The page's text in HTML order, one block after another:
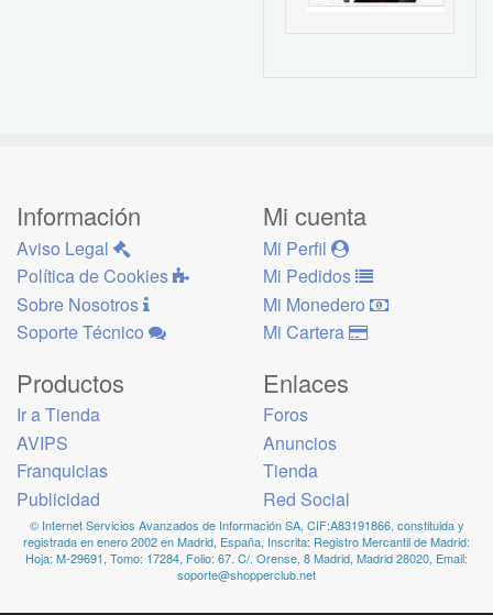
Información
Aviso Legal
Política de Cookies
Sobre Nosotros
Soporte Técnico
Mi cuenta
Mi Perfil
Mi Pedidos
Mi Monedero
Mi Cartera
Productos
Ir a Tienda
AVIPS
Franquicias
Publicidad
Enlaces
Foros
Anuncios
Tienda
Red Social
© Internet Servicios Avanzados de Información SA, CIF:A83191866, constituida y
registrada en enero 2002 en Madrid, España, Inscrita: Registro Mercantil de Madrid:
Hoja: M-29691, Tomo: 17284, Folio: 67. C/. Orense, 8 Madrid, Madrid 28020, Email:
soporte@shopperclub.net